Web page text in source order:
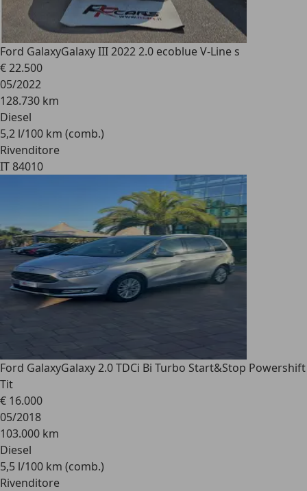
Ford GalaxyGalaxy III 2022 2.0 ecoblue V-Line s
€ 22.500
05/2022
128.730 km
Diesel
5,2 l/100 km (comb.)
Rivenditore
IT 84010
Ford GalaxyGalaxy 2.0 TDCi Bi Turbo Start&Stop Powershift
Tit
€ 16.000
05/2018
103.000 km
Diesel
5,5 l/100 km (comb.)
Rivenditore